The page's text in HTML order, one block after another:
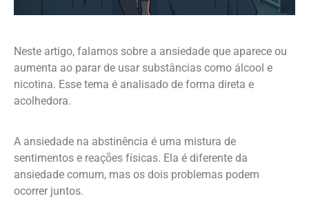
Neste artigo, falamos sobre a ansiedade que aparece ou
aumenta ao parar de usar substâncias como álcool e
nicotina. Esse tema é analisado de forma direta e
acolhedora.
A ansiedade na abstinência é uma mistura de
sentimentos e reações físicas. Ela é diferente da
ansiedade comum, mas os dois problemas podem
ocorrer juntos.